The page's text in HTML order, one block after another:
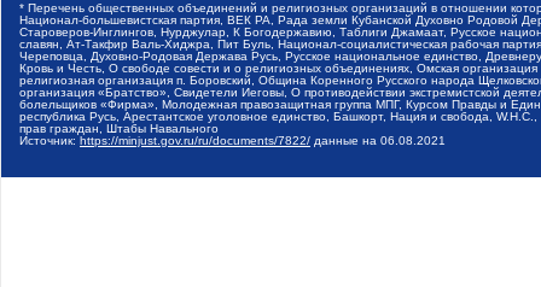
* Перечень общественных объединений и религиозных организаций в отношении
Национал-большевистская партия, ВЕК РА, Рада земли Кубанской Духовно Родовой
Староверов-Инглингов, Нурджулар, К Богодержавию, Таблиги Джамаат, Русское
славян, Ат-Такфир Валь-Хиджра, Пит Буль, Национал-социалистическая рабочая
Череповца, Духовно-Родовая Держава Русь, Русское национальное единство,
Кровь и Честь, О свободе совести и о религиозных объединениях, Омская
религиозная организация п. Боровский, Община Коренного Русского народа
организация «Братство», Свидетели Иеговы, О противодействии экстремистской
болельщиков «Фирма», Молодежная правозащитная группа МПГ, Курсом Правды и
республика Русь, Арестантское уголовное единство, Башкорт, Нация и свобода,
прав граждан, Штабы Навального
Источник: https://minjust.gov.ru/ru/documents/7822/ данные на 06.08.2021